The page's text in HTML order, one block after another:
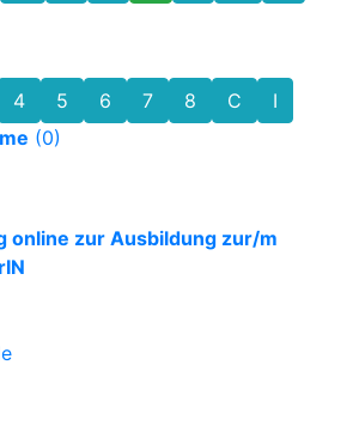
4 5 6 7 8 C
I
(0)
online zur Ausbildung zur/m